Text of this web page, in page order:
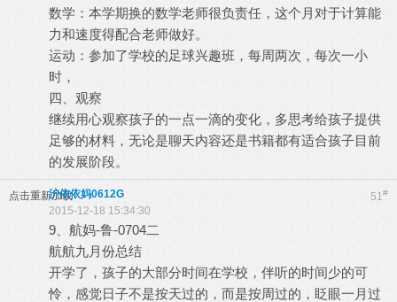
数学：本学期换的数学老师很负责任，这个月对于计算能
力和速度得配合老师做好。
运动：参加了学校的足球兴趣班，每周两次，每次一小
时，
四、观察
继续用心观察孩子的一点一滴的变化，多思考给孩子提供
足够的材料，无论是聊天内容还是书籍都有适合孩子目前
的发展阶段。
点击重新加载 51#
沪依依妈0612G
2015-12-18 15:34:30
9、航妈-鲁-0704二
航航九月份总结
开学了，孩子的大部分时间在学校，伴听的时间少的可
怜，感觉日子不是按天过的，而是按周过的，眨眼一月过